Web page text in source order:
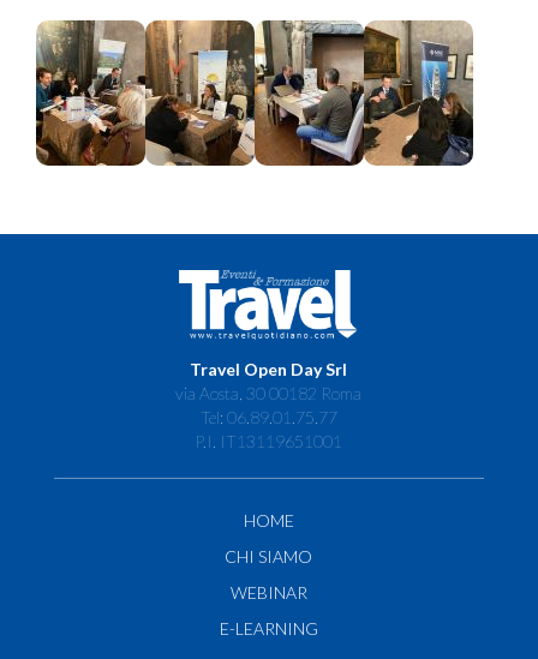
Travel Open Day Srl
via Aosta, 30 00182 Roma
Tel: 06.89.01.75.77
P.I. IT13119651001
HOME
CHI SIAMO
WEBINAR
E-LEARNING